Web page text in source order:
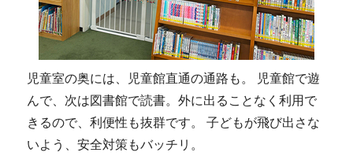
児童室の奥には、児童館直通の通路も。 児童館で遊
んで、次は図書館で読書。外に出ることなく利用で
きるので、利便性も抜群です。 子どもが飛び出さな
いよう、安全対策もバッチリ。